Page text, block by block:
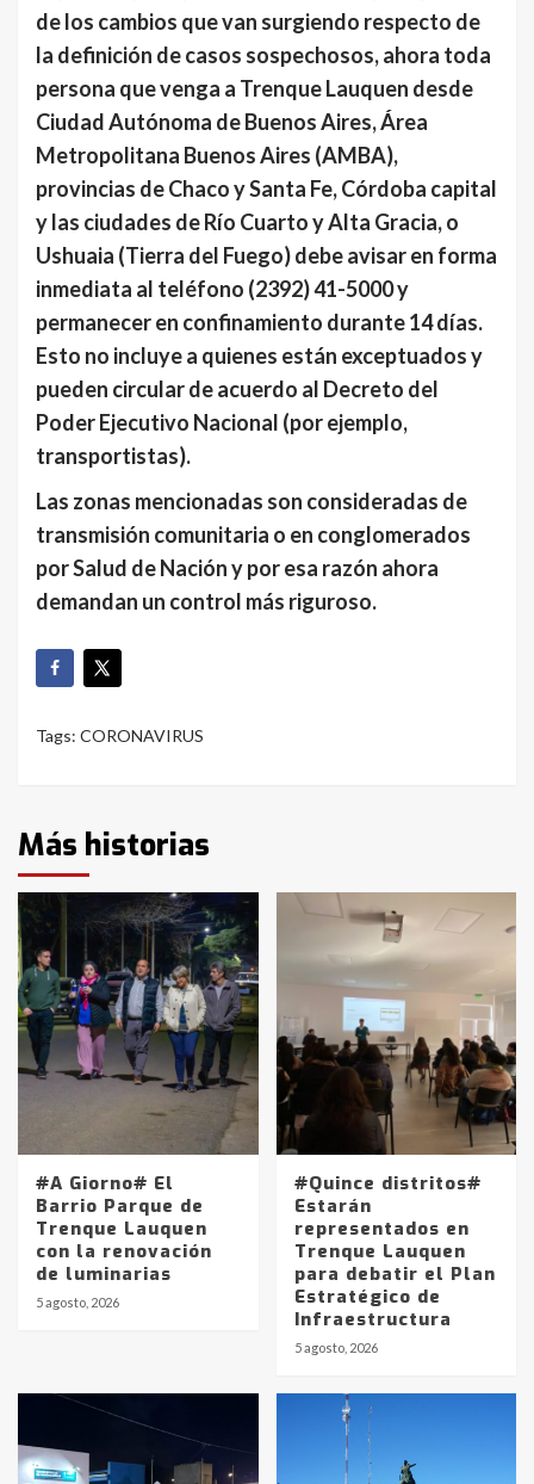
de los cambios que van surgiendo respecto de
la definición de casos sospechosos, ahora toda
persona que venga a Trenque Lauquen desde
Ciudad Autónoma de Buenos Aires, Área
Metropolitana Buenos Aires (AMBA),
provincias de Chaco y Santa Fe, Córdoba capital
y las ciudades de Río Cuarto y Alta Gracia, o
Ushuaia (Tierra del Fuego) debe avisar en forma
inmediata al teléfono (2392) 41-5000 y
permanecer en confinamiento durante 14 días.
Esto no incluye a quienes están exceptuados y
pueden circular de acuerdo al Decreto del
Poder Ejecutivo Nacional (por ejemplo,
transportistas).
Las zonas mencionadas son consideradas de
transmisión comunitaria o en conglomerados
por Salud de Nación y por esa razón ahora
demandan un control más riguroso.
Tags: CORONAVIRUS
Más historias
#A Giorno# El
Barrio Parque de
Trenque Lauquen
con la renovación
de luminarias
5 agosto, 2026
#Quince distritos#
Estarán
representados en
Trenque Lauquen
para debatir el Plan
Estratégico de
Infraestructura
5 agosto, 2026